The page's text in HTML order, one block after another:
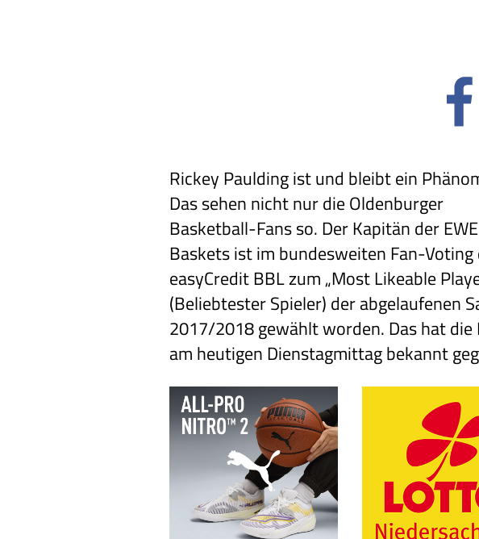
Rickey Paulding ist und bleibt ein
Das sehen nicht nur die Oldenburger
Basketball-Fans so. Der Kapitän der EWE
Baskets ist im bundesweiten Fan-Voting
easyCredit BBL zum „Most Likeable
(Beliebtester Spieler) der abgelaufenen
2017/2018 gewählt worden. Das hat die
am heutigen Dienstagmittag bekannt